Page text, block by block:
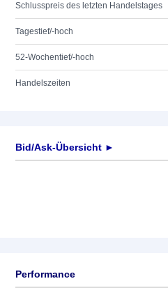
Schlusspreis des letzten Handelstages
Tagestief/-hoch
52-Wochentief/-hoch
Handelszeiten
Bid/Ask-Übersicht ►
Performance